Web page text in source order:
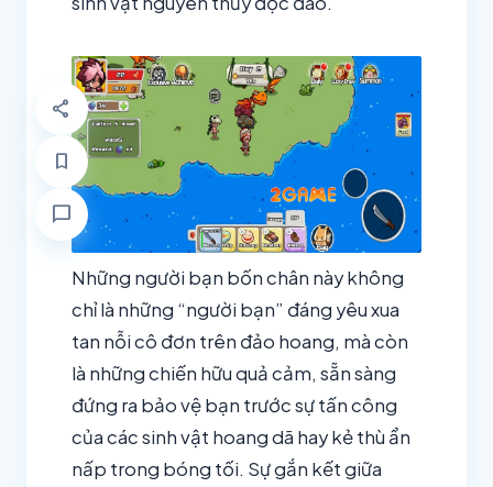
share
bookmark
chat_bubble
Những người bạn bốn chân này không
chỉ là những “người bạn” đáng yêu xua
tan nỗi cô đơn trên đảo hoang, mà còn
là những chiến hữu quả cảm, sẵn sàng
đứng ra bảo vệ bạn trước sự tấn công
của các sinh vật hoang dã hay kẻ thù ẩn
nấp trong bóng tối. Sự gắn kết giữa